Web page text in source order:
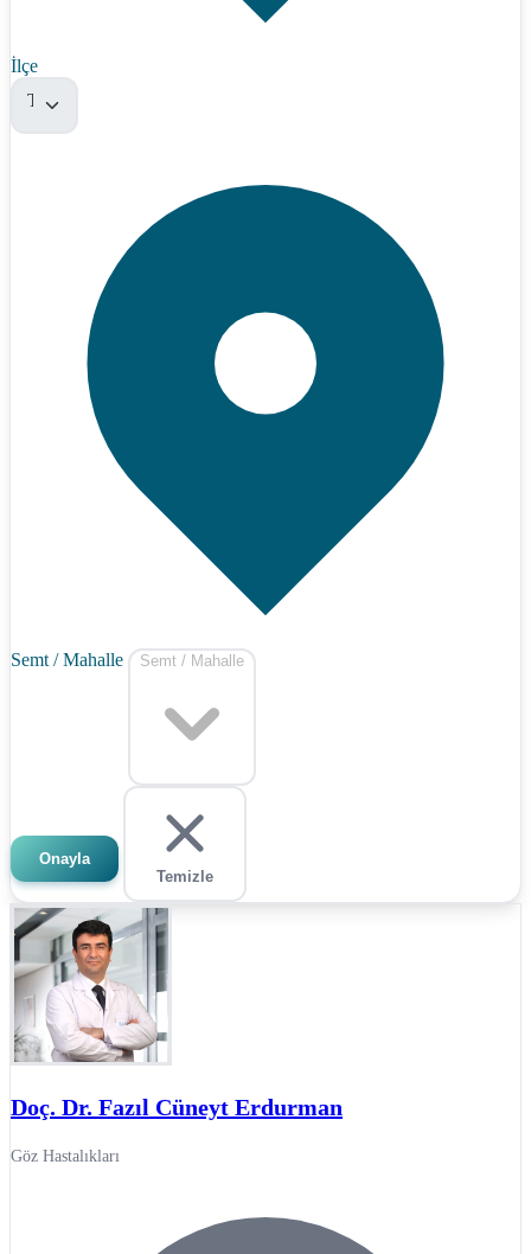
İlçe
Tümü
Semt / Mahalle Semt / Mahalle
Onayla
Temizle
Doç. Dr. Fazıl Cüneyt Erdurman
Göz Hastalıkları